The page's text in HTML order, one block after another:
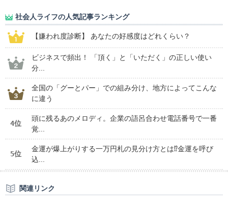
社会人ライフの人気記事ランキング
【嫌われ度診断】 あなたの好感度はどれくらい？
ビジネスで頻出！ 「頂く」と「いただく」の正しい使い
分...
全国の「グーとパー」での組み分け、地方によってこんな
に違う
4位
頭に残るあのメロディ。企業の語呂合わせ電話番号で一番
覚...
5位
金運が爆上がりする一万円札の見分け方とは⁉金運を呼び
込...
関連リンク